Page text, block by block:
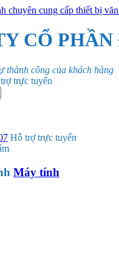
CỔ
thành công của khách hàng
trực tuyến
Hỗ trợ trực tuyến
Máy tính